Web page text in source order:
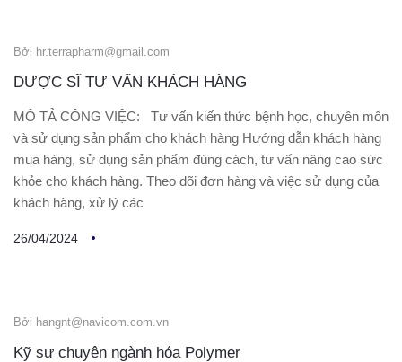
Bởi hr.terrapharm@gmail.com
DƯỢC SĨ TƯ VẤN KHÁCH HÀNG
MÔ TẢ CÔNG VIỆC: Tư vấn kiến thức bệnh học, chuyên môn
và sử dụng sản phẩm cho khách hàng Hướng dẫn khách hàng
mua hàng, sử dụng sản phẩm đúng cách, tư vấn nâng cao sức
khỏe cho khách hàng. Theo dõi đơn hàng và việc sử dụng của
khách hàng, xử lý các
26/04/2024
Bởi hangnt@navicom.com.vn
Kỹ sư chuyên ngành hóa Polymer